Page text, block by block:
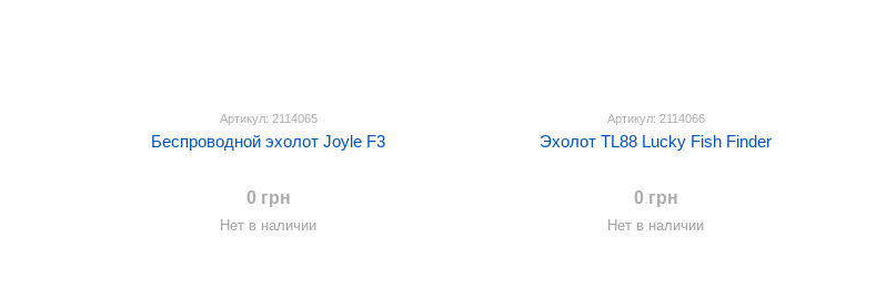
Артикул: 2114065
Беспроводной эхолот Joyle F3
0 грн
Нет в наличии
Артикул: 2114066
Эхолот TL88 Lucky Fish Finder
0 грн
Нет в наличии